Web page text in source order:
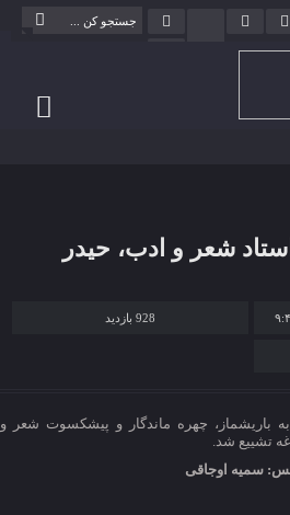
شعر و ادب، حیدر
928 بازدید
باریشماز، چهره ماندگار و پیشکسوت شعر و
تشییع شد.
سمیه اوجاقی